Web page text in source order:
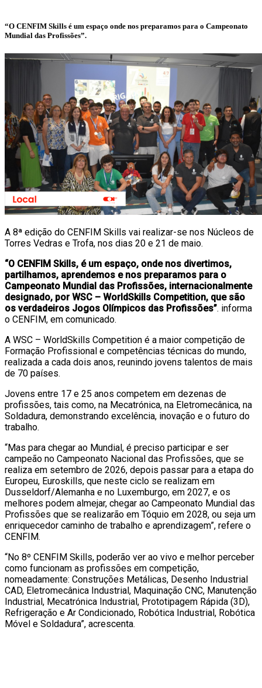
“O CENFIM Skills é um espaço onde nos preparamos para o Campeonato
Mundial das Profissões”.
A 8ª edição do CENFIM Skills vai realizar-se nos Núcleos de
Torres Vedras e Trofa, nos dias 20 e 21 de maio.
“O CENFIM Skills, é um espaço, onde nos divertimos,
partilhamos, aprendemos e nos preparamos para o
Campeonato Mundial das Profissões, internacionalmente
designado, por WSC – WorldSkills Competition, que são
os verdadeiros Jogos Olímpicos das Profissões”. informa
o CENFIM, em comunicado.
A WSC – WorldSkills Competition é a maior competição de
Formação Profissional e competências técnicas do mundo,
realizada a cada dois anos, reunindo jovens talentos de mais
de 70 países.
Jovens entre 17 e 25 anos competem em dezenas de
profissões, tais como, na Mecatrónica, na Eletromecânica, na
Soldadura, demonstrando excelência, inovação e o futuro do
trabalho.
“Mas para chegar ao Mundial, é preciso participar e ser
campeão no Campeonato Nacional das Profissões, que se
realiza em setembro de 2026, depois passar para a etapa do
Europeu, Euroskills, que neste ciclo se realizam em
Dusseldorf/Alemanha e no Luxemburgo, em 2027, e os
melhores podem almejar, chegar ao Campeonato Mundial das
Profissões que se realizarão em Tóquio em 2028, ou seja um
enriquecedor caminho de trabalho e aprendizagem”, refere o
CENFIM.
“No 8º CENFIM Skills, poderão ver ao vivo e melhor perceber
como funcionam as profissões em competição,
nomeadamente: Construções Metálicas, Desenho Industrial
CAD, Eletromecânica Industrial, Maquinação CNC, Manutenção
Industrial, Mecatrónica Industrial, Prototipagem Rápida (3D),
Refrigeração e Ar Condicionado, Robótica Industrial, Robótica
Móvel e Soldadura”, acrescenta.